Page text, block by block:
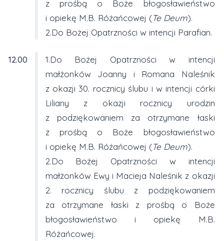
z prośbą o Boże błogosławieństwo
i opiekę M.B. Różańcowej (Te Deum).
2.Do Bożej Opatrzności w intencji Parafian.
12.00
1.Do Bożej Opatrzności w intencji
małżonków Joanny i Romana Naleśnik
z okazji 30. rocznicy ślubu i w intencji córki
Liliany z okazji rocznicy urodzin
z podziękowaniem za otrzymane łaski
z prośbą o Boże błogosławieństwo
i opiekę M.B. Różańcowej (Te Deum).
2.Do Bożej Opatrzności w intencji
małżonków Ewy i Macieja Naleśnik z okazji
2. rocznicy ślubu z podziękowaniem
za otrzymane łaski z prośbą o Boże
błogosławieństwo i opiekę M.B.
Różańcowej.